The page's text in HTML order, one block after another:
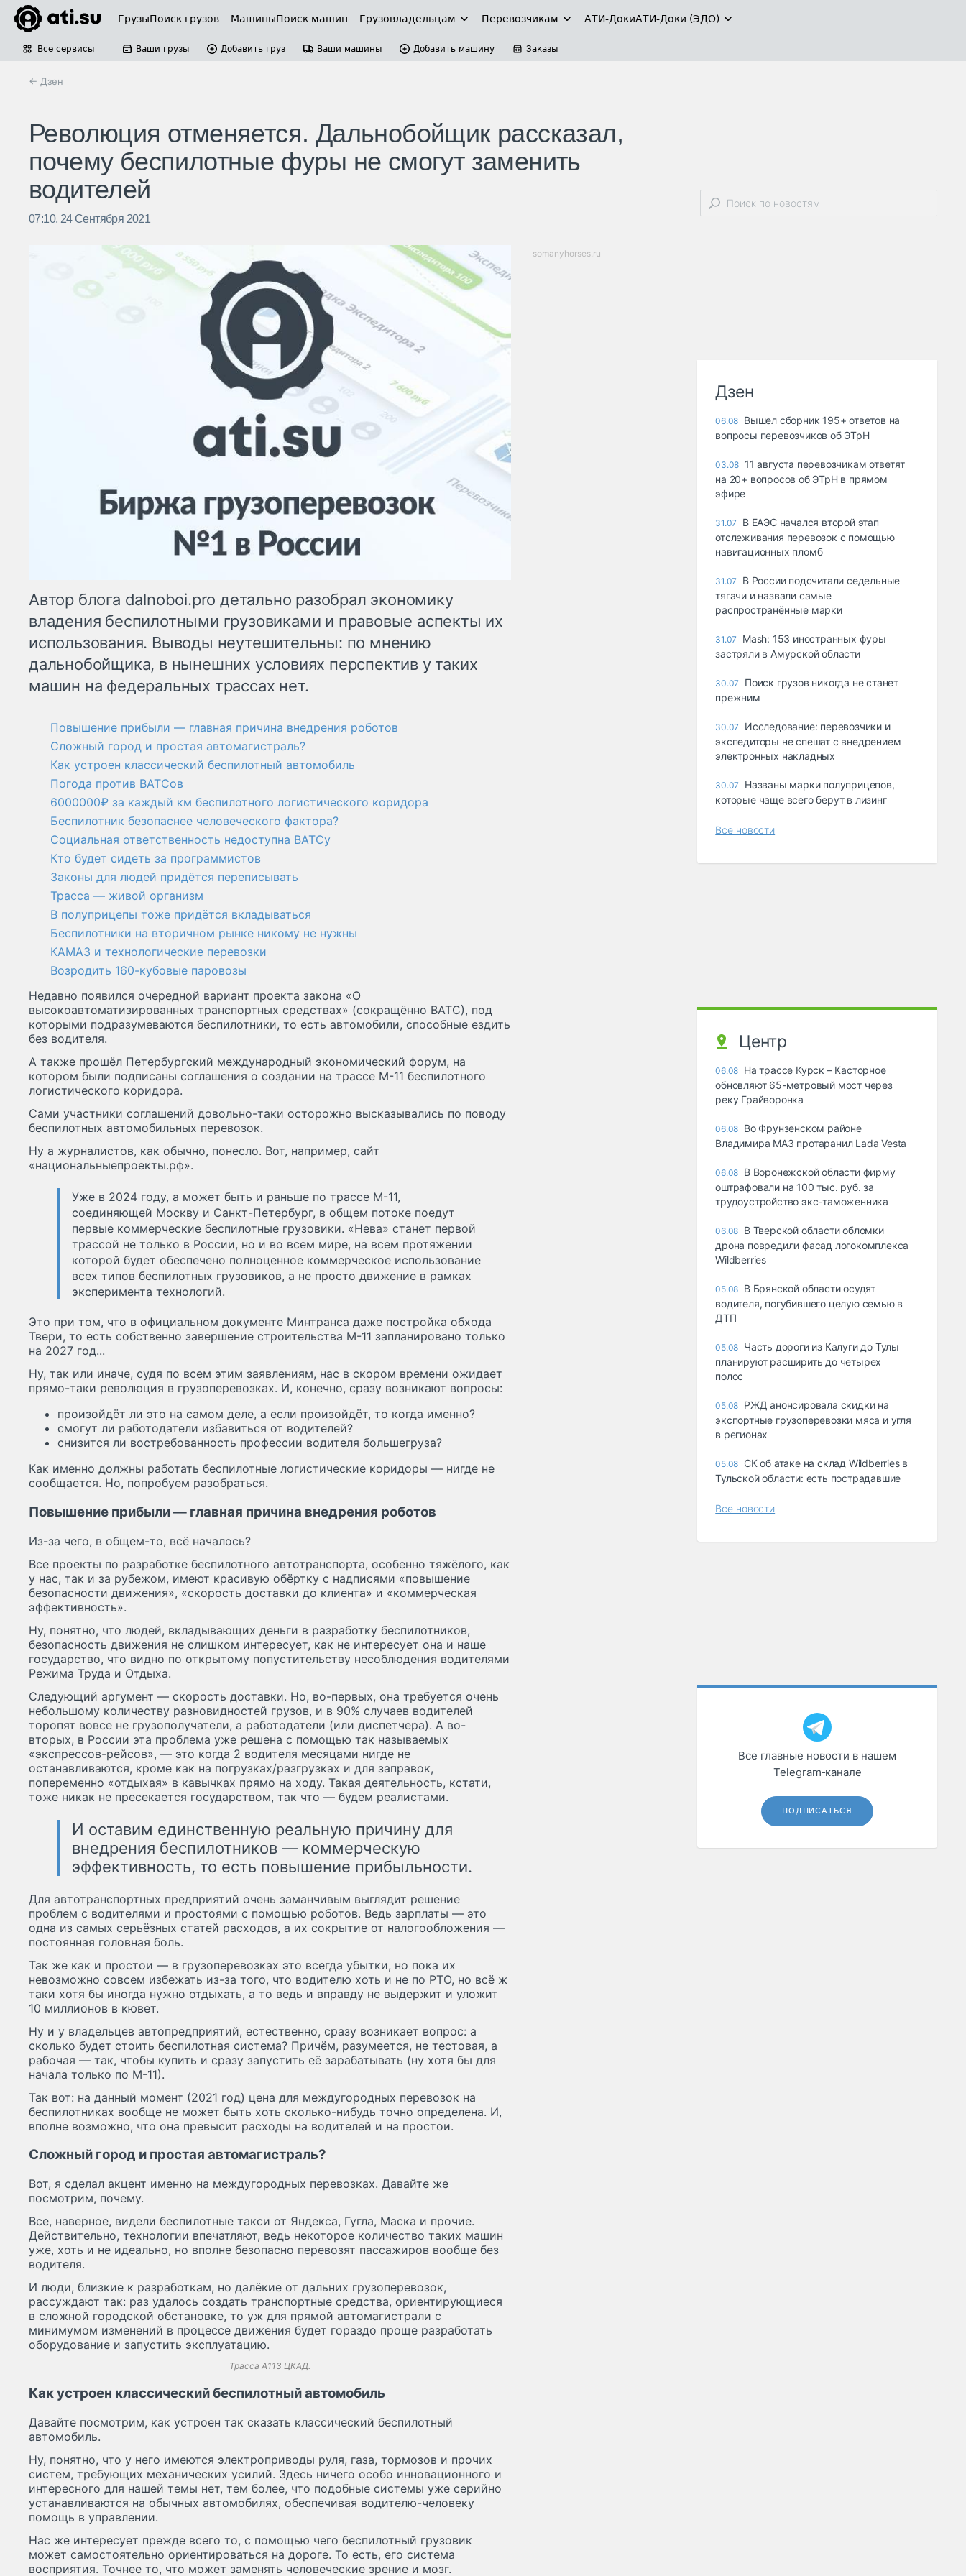
ГрузыПоиск грузов МашиныПоиск машин Грузовладельцам Перевозчикам АТИ-ДокиАТИ-Доки (ЭДО)
Все сервисы Ваши грузы Добавить груз Ваши машины Добавить машину Заказы
← Дзен
Революция отменяется. Дальнобойщик рассказал,
почему беспилотные фуры не смогут заменить
водителей
07:10, 24 Сентября 2021
somanyhorses.ru
Автор блога dalnoboi.pro детально разобрал экономику
владения беспилотными грузовиками и правовые аспекты их
использования. Выводы неутешительны: по мнению
дальнобойщика, в нынешних условиях перспектив у таких
машин на федеральных трассах нет.
Повышение прибыли — главная причина внедрения роботов
Сложный город и простая автомагистраль?
Как устроен классический беспилотный автомобиль
Погода против ВАТСов
6000000₽ за каждый км беспилотного логистического коридора
Беспилотник безопаснее человеческого фактора?
Социальная ответственность недоступна ВАТСу
Кто будет сидеть за программистов
Законы для людей придётся переписывать
Трасса — живой организм
В полуприцепы тоже придётся вкладываться
Беспилотники на вторичном рынке никому не нужны
КАМАЗ и технологические перевозки
Возродить 160-кубовые паровозы
Недавно появился очередной вариант проекта закона «О
высокоавтоматизированных транспортных средствах» (сокращённо ВАТС), под
которыми подразумеваются беспилотники, то есть автомобили, способные ездить
без водителя.
А также прошёл Петербургский международный экономический форум, на
котором были подписаны соглашения о создании на трассе М-11 беспилотного
логистического коридора.
Сами участники соглашений довольно-таки осторожно высказывались по поводу
беспилотных автомобильных перевозок.
Ну а журналистов, как обычно, понесло. Вот, например, сайт
«национальныепроекты.рф».
Уже в 2024 году, а может быть и раньше по трассе М-11,
соединяющей Москву и Санкт-Петербург, в общем потоке поедут
первые коммерческие беспилотные грузовики. «Нева» станет первой
трассой не только в России, но и во всем мире, на всем протяжении
которой будет обеспечено полноценное коммерческое использование
всех типов беспилотных грузовиков, а не просто движение в рамках
эксперимента технологий.
Это при том, что в официальном документе Минтранса даже постройка обхода
Твери, то есть собственно завершение строительства М-11 запланировано только
на 2027 год...
Ну, так или иначе, судя по всем этим заявлениям, нас в скором времени ожидает
прямо-таки революция в грузоперевозках. И, конечно, сразу возникают вопросы:
произойдёт ли это на самом деле, а если произойдёт, то когда именно?
смогут ли работодатели избавиться от водителей?
снизится ли востребованность профессии водителя большегруза?
Как именно должны работать беспилотные логистические коридоры — нигде не
сообщается. Но, попробуем разобраться.
Повышение прибыли — главная причина внедрения роботов
Из-за чего, в общем-то, всё началось?
Все проекты по разработке беспилотного автотранспорта, особенно тяжёлого, как
у нас, так и за рубежом, имеют красивую обёртку с надписями «повышение
безопасности движения», «скорость доставки до клиента» и «коммерческая
эффективность».
Ну, понятно, что людей, вкладывающих деньги в разработку беспилотников,
безопасность движения не слишком интересует, как не интересует она и наше
государство, что видно по открытому попустительству несоблюдения водителями
Режима Труда и Отдыха.
Следующий аргумент — скорость доставки. Но, во-первых, она требуется очень
небольшому количеству разновидностей грузов, и в 90% случаев водителей
торопят вовсе не грузополучатели, а работодатели (или диспетчера). А во-
вторых, в России эта проблема уже решена с помощью так называемых
«экспрессов-рейсов», — это когда 2 водителя месяцами нигде не
останавливаются, кроме как на погрузках/разгрузках и для заправок,
попеременно «отдыхая» в кавычках прямо на ходу. Такая деятельность, кстати,
тоже никак не пресекается государством, так что — будем реалистами.
И оставим единственную реальную причину для
внедрения беспилотников — коммерческую
эффективность, то есть повышение прибыльности.
Для автотранспортных предприятий очень заманчивым выглядит решение
проблем с водителями и простоями с помощью роботов. Ведь зарплаты — это
одна из самых серьёзных статей расходов, а их сокрытие от налогообложения —
постоянная головная боль.
Так же как и простои — в грузоперевозках это всегда убытки, но пока их
невозможно совсем избежать из-за того, что водителю хоть и не по РТО, но всё ж
таки хотя бы иногда нужно отдыхать, а то ведь и вправду не выдержит и уложит
10 миллионов в кювет.
Ну и у владельцев автопредприятий, естественно, сразу возникает вопрос: а
сколько будет стоить беспилотная система? Причём, разумеется, не тестовая, а
рабочая — так, чтобы купить и сразу запустить её зарабатывать (ну хотя бы для
начала только по М-11).
Так вот: на данный момент (2021 год) цена для междугородных перевозок на
беспилотниках вообще не может быть хоть сколько-нибудь точно определена. И,
вполне возможно, что она превысит расходы на водителей и на простои.
Сложный город и простая автомагистраль?
Вот, я сделал акцент именно на междугородных перевозках. Давайте же
посмотрим, почему.
Все, наверное, видели беспилотные такси от Яндекса, Гугла, Маска и прочие.
Действительно, технологии впечатляют, ведь некоторое количество таких машин
уже, хоть и не идеально, но вполне безопасно перевозят пассажиров вообще без
водителя.
И люди, близкие к разработкам, но далёкие от дальних грузоперевозок,
рассуждают так: раз удалось создать транспортные средства, ориентирующиеся
в сложной городской обстановке, то уж для прямой автомагистрали с
минимумом изменений в процессе движения будет гораздо проще разработать
оборудование и запустить эксплуатацию.
Трасса А113 ЦКАД.
Как устроен классический беспилотный автомобиль
Давайте посмотрим, как устроен так сказать классический беспилотный
автомобиль.
Ну, понятно, что у него имеются электроприводы руля, газа, тормозов и прочих
систем, требующих механических усилий. Здесь ничего особо инновационного и
интересного для нашей темы нет, тем более, что подобные системы уже серийно
устанавливаются на обычных автомобилях, обеспечивая водителю-человеку
помощь в управлении.
Нас же интересует прежде всего то, с помощью чего беспилотный грузовик
может самостоятельно ориентироваться на дороге. То есть, его система
восприятия. Точнее то, что может заменять человеческие зрение и мозг.
Дзен
06.08 Вышел сборник 195+ ответов на
вопросы перевозчиков об ЭТрН
03.08 11 августа перевозчикам ответят
на 20+ вопросов об ЭТрН в прямом
эфире
31.07
В ЕАЭС начался второй этап
отслеживания перевозок с помощью
навигационных пломб
31.07
В России подсчитали седельные
тягачи и назвали самые
распространённые марки
31.07
Mash: 153 иностранных фуры
застряли в Амурской области
30.07
Поиск грузов никогда не станет
прежним
30.07
Исследование: перевозчики и
экспедиторы не спешат с внедрением
электронных накладных
30.07
Названы марки полуприцепов,
которые чаще всего берут в лизинг
Все новости
Центр
06.08 На трассе Курск – Касторное
обновляют 65-метровый мост через
реку Грайворонка
06.08 Во Фрунзенском районе
Владимира МАЗ протаранил Lada Vesta
06.08 В Воронежской области фирму
оштрафовали на 100 тыс. руб. за
трудоустройство экс-таможенника
06.08 В Тверской области обломки
дрона повредили фасад логокомплекса
Wildberries
05.08 В Брянской области осудят
водителя, погубившего целую семью в
ДТП
05.08 Часть дороги из Калуги до Тулы
планируют расширить до четырех
полос
05.08 РЖД анонсировала скидки на
экспортные грузоперевозки мяса и угля
в регионах
05.08 СК об атаке на склад Wildberries в
Тульской области: есть пострадавшие
Все новости
Все главные новости в нашем
Telegram‑канале
ПОДПИСАТЬСЯ